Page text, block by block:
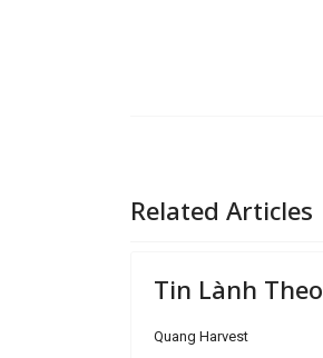
Related Articles
Tin Lành
Quang Harvest